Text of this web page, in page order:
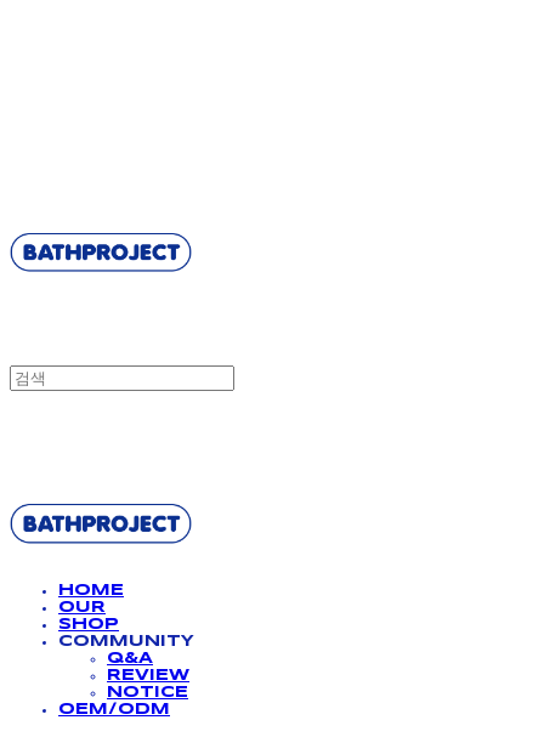
HOME
OUR
SHOP
COMMUNITY
Q&A
REVIEW
NOTICE
OEM/ODM